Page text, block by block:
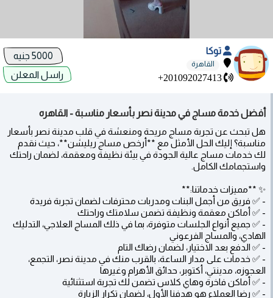
توكا
القاهرة
+201092027413
راسل المعلن
أفضل خدمة مساج في مدينة نصر بأسعار مناسبة - القاهره
هل تبحث عن تجربة مساج مريحة ومنعشة في قلب مدينة نصر بأسعار
مناسبة؟ إليك الحل الأمثل مع **أرخص مساج ريليشن**، حيث نقدم
لك خدمات مساج عالية الجودة في بيئة نظيفة ومعقمة، لضمان راحتك
واستجمامك الكامل.
✨ **مميزات خدماتنا:**
- ✅ فريق من أجمل البنات ومدربات محترفات لضمان تجربة فريدة
- ✅ أماكن معقمة ونظيفة تضمن سلامتك وراحتك
- ✅ جميع أنواع الجلسات متوفرة، بما في ذلك المساج العلاجي، التدليك
الهادي، والمساج الفرعوني
- ✅ الدفع بعد الاختيار، لضمان رضاك التام
- ✅ خدمات على مدار الساعة، بالقرب منك في مدينة نصر، التجمع،
العجوزه، مدينتي، أكتوبر، حدائق الأهرام وغيرها
- ✅ أماكن فاخرة وهاي كلاس تضمن لك تجربة استثنائية
- ✅ رضا العملاء هو هدفنا الأول، لضمان تكرار الزيارة